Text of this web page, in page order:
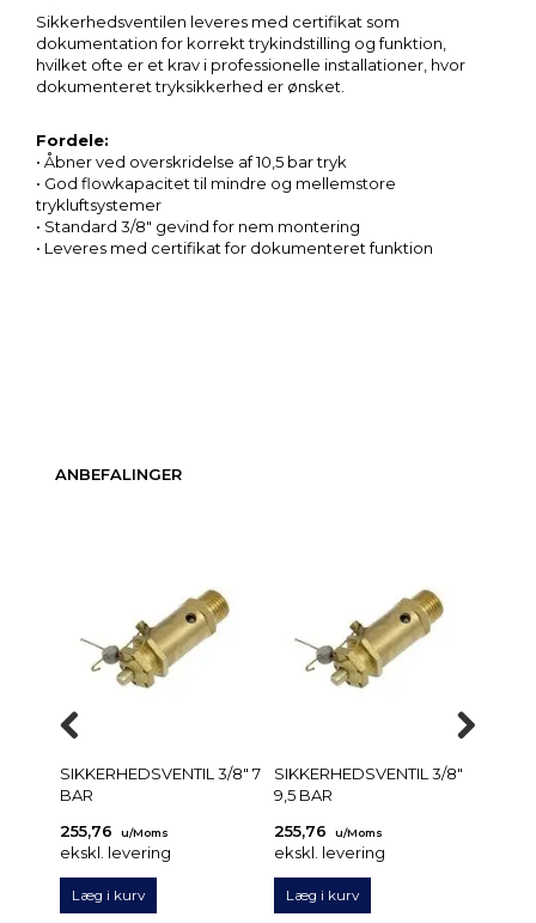
Sikkerhedsventilen leveres med certifikat som
dokumentation for korrekt trykindstilling og funktion,
hvilket ofte er et krav i professionelle installationer, hvor
dokumenteret tryksikkerhed er ønsket.
Fordele:
• Åbner ved overskridelse af 10,5 bar tryk
• God flowkapacitet til mindre og mellemstore
trykluftsystemer
• Standard 3/8″ gevind for nem montering
• Leveres med certifikat for dokumenteret funktion
ANBEFALINGER
SIKKERHEDSVENTIL 3/8" 7
BAR
255,76
u/Moms
ekskl. levering
Læg i kurv
SIKKERHEDSVENTIL 3/8"
9,5 BAR
255,76
u/Moms
ekskl. levering
Læg i kurv